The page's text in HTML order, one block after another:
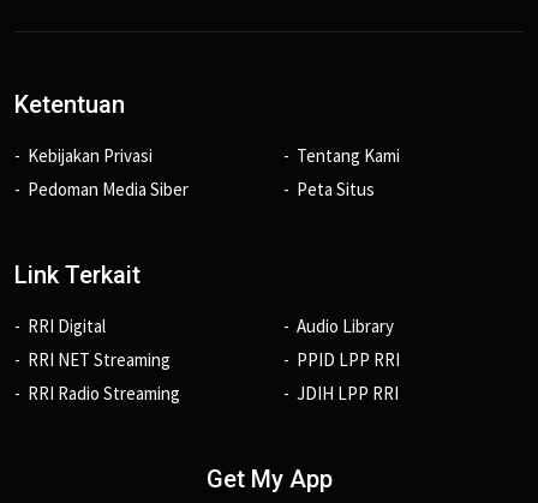
Ketentuan
Kebijakan Privasi
Pedoman Media Siber
Tentang Kami
Peta Situs
Link Terkait
RRI Digital
RRI NET Streaming
RRI Radio Streaming
Audio Library
PPID LPP RRI
JDIH LPP RRI
Get My App